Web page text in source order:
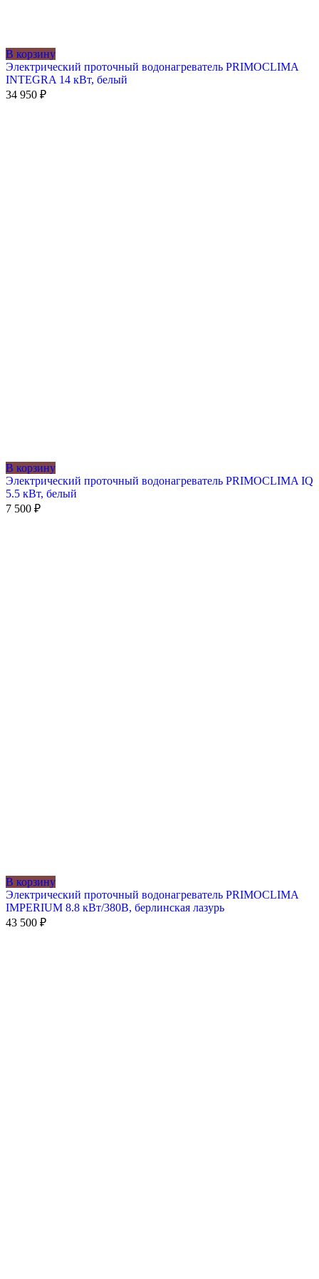
В корзину
Электрический проточный водонагреватель PRIMOCLIMA
INTEGRA 14 кВт, белый
34 950 ₽
В корзину
Электрический проточный водонагреватель PRIMOCLIMA IQ
5.5 кВт, белый
7 500 ₽
В корзину
Электрический проточный водонагреватель PRIMOCLIMA
IMPERIUM 8.8 кВт/380В, берлинская лазурь
43 500 ₽